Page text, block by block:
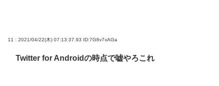
11 : 2021/04/22(木) 07:13:37.93 ID:7G8v7xAGa
Twitter for Androidの時点で嘘やろこれ